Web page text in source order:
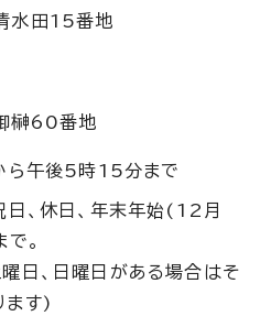
水田15番地
榊60番地
ら午後5時15分まで
日、休日、年末年始(12月
。
日、日曜日がある場合はそ
ます)